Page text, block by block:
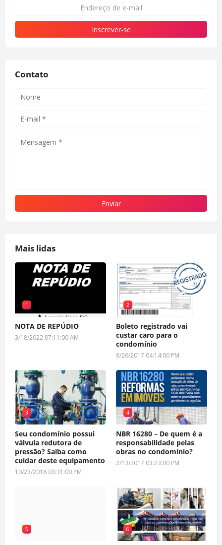
Contato
Mais lidas
1
NOTA DE REPÚDIO
3/18/2022 07:11:00 AM
2
Boleto registrado vai
custar caro para o
condomínio
8/26/2017 04:14:00 PM
3
Seu condomínio possui
válvula redutora de
pressão? Saiba como
cuidar deste equipamento
10/23/2018 03:31:00 PM
4
NBR 16280 – De quem é a
responsabilidade pelas
obras no condomínio?
2/13/2017 03:23:00 PM
5 6